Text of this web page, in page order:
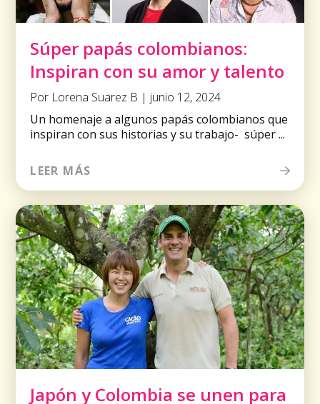
Súper papás colombianos:
Inspiran con su amor y talento
Por Lorena Suarez B | junio 12, 2024
Un homenaje a algunos papás colombianos que
inspiran con sus historias y su trabajo- súper ...
LEER MÁS
Japón y Colombia se unen para